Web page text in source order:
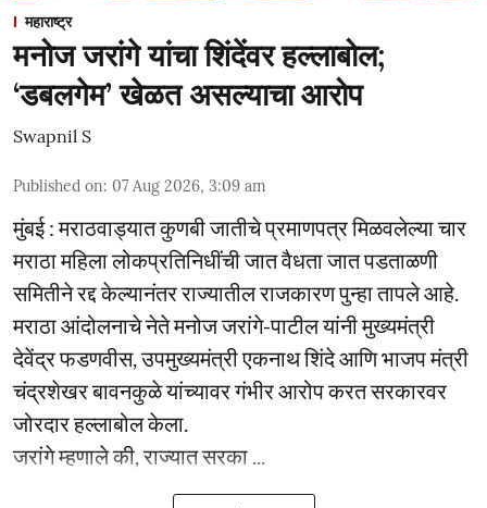
महाराष्ट्र
मनोज जरांगे यांचा शिंदेंवर हल्लाबोल;
‘डबलगेम’ खेळत असल्याचा आरोप
Swapnil S
Published on: 07 Aug 2026, 3:09 am
मुंबई : मराठवाड्यात कुणबी जातीचे प्रमाणपत्र मिळवलेल्या चार
मराठा महिला लोकप्रतिनिधींची जात वैधता जात पडताळणी
समितीने रद्द केल्यानंतर राज्यातील राजकारण पुन्हा तापले आहे.
मराठा आंदोलनाचे नेते मनोज जरांगे-पाटील यांनी मुख्यमंत्री
देवेंद्र फडणवीस, उपमुख्यमंत्री एकनाथ शिंदे आणि भाजप मंत्री
चंद्रशेखर बावनकुळे यांच्यावर गंभीर आरोप करत सरकारवर
जोरदार हल्लाबोल केला.
जरांगे म्हणाले की, राज्यात सरका ...